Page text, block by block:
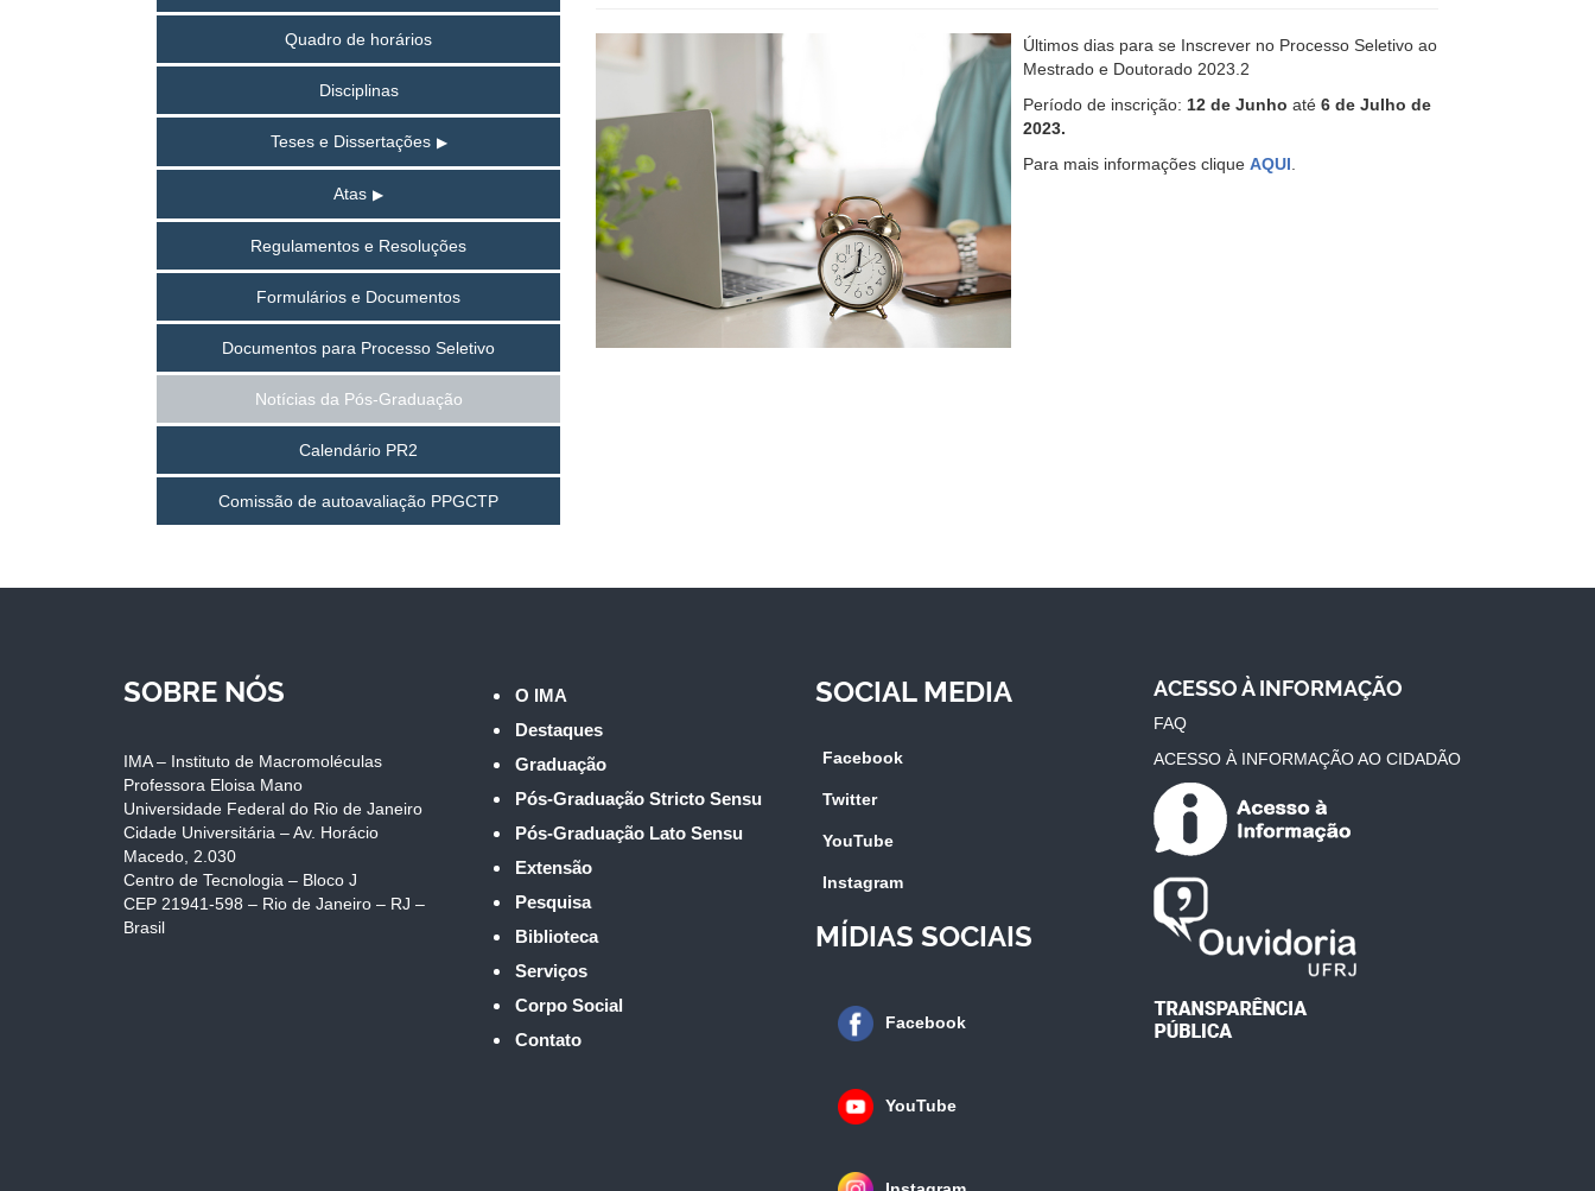
Quadro de horários
Disciplinas
Teses e Dissertações
Atas
Regulamentos e Resoluções
Formulários e Documentos
Documentos para Processo Seletivo
Notícias da Pós-Graduação
Calendário PR2
Comissão de autoavaliação PPGCTP
Últimos dias para se Inscrever no Processo Seletivo ao
Mestrado e Doutorado 2023.2
Período de inscrição: 12 de Junho até 6 de Julho de
2023.
Para mais informações clique AQUI.
SOBRE NÓS
IMA – Instituto de Macromoléculas
Professora Eloisa Mano
Universidade Federal do Rio de Janeiro
Cidade Universitária – Av. Horácio
Macedo, 2.030
Centro de Tecnologia – Bloco J
CEP 21941-598 – Rio de Janeiro – RJ –
Brasil
O IMA
Destaques
Graduação
Pós-Graduação Stricto Sensu
Pós-Graduação Lato Sensu
Extensão
Pesquisa
Biblioteca
Serviços
Corpo Social
Contato
SOCIAL MEDIA
Facebook
Twitter
YouTube
Instagram
MÍDIAS SOCIAIS
Facebook
YouTube
ACESSO À INFORMAÇÃO
FAQ
ACESSO À INFORMAÇÃO AO CIDADÃO